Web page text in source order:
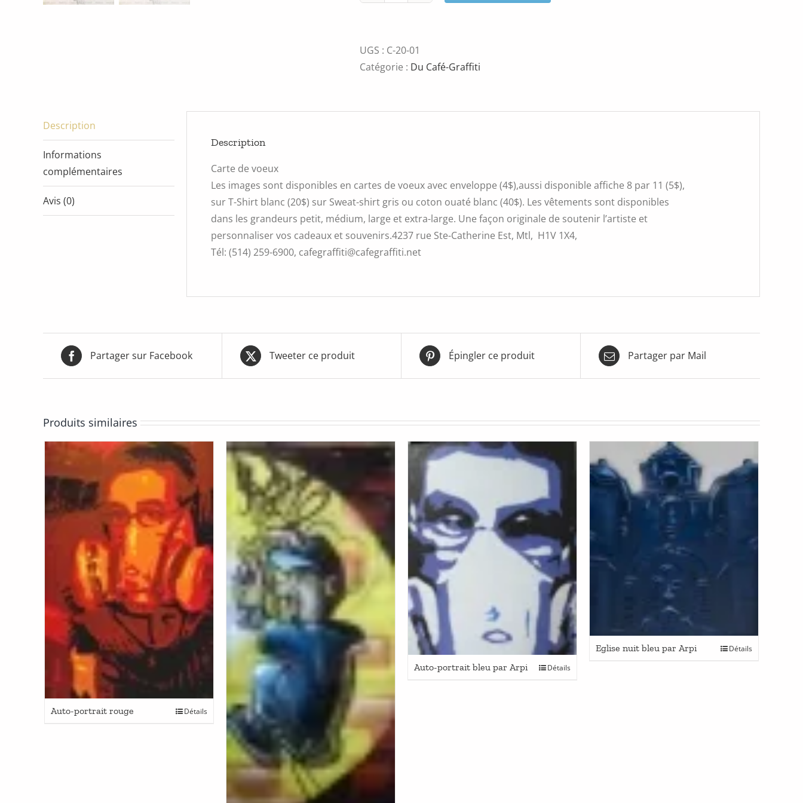
bandes-
desinées
UGS : C-20-01
Catégorie : Du Café-Graffiti
Description
Informations
complémentaires
Avis (0)
Description
Carte de voeux
Les images sont disponibles en cartes de voeux avec enveloppe (4$),aussi disponible affiche 8 par 11 (5$),
sur T-Shirt blanc (20$) sur Sweat-shirt gris ou coton ouaté blanc (40$). Les vêtements sont disponibles
dans les grandeurs petit, médium, large et extra-large. Une façon originale de soutenir l’artiste et
personnaliser vos cadeaux et souvenirs.4237 rue Ste-Catherine Est, Mtl, H1V 1X4,
Tél: (514) 259-6900, cafegraffiti@cafegraffiti.net
Partager sur Facebook Tweeter ce produit Épingler ce produit Partager par Mail
Produits similaires
Auto-portrait rouge Détails
Auto-portrait bleu par Arpi Détails
Eglise nuit bleu par Arpi Détails